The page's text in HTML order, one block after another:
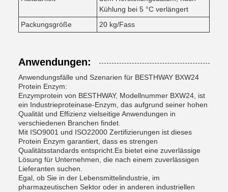
Kühlung bei 5 °C verlängert
Packungsgröße
20 kg/Fass
Anwendungen:
Anwendungsfälle und Szenarien für BESTHWAY BXW24
Protein Enzym:
Enzymprotein von BESTHWAY, Modellnummer BXW24, ist
ein Industrieproteinase-Enzym, das aufgrund seiner hohen
Qualität und Effizienz vielseitige Anwendungen in
verschiedenen Branchen findet.
Mit ISO9001 und ISO22000 Zertifizierungen ist dieses
Protein Enzym garantiert, dass es strengen
Qualitätsstandards entspricht.Es bietet eine zuverlässige
Lösung für Unternehmen, die nach einem zuverlässigen
Lieferanten suchen.
Egal, ob Sie in der Lebensmittelindustrie, im
pharmazeutischen Sektor oder in anderen industriellen